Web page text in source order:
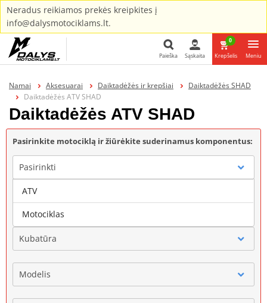
Neradus reikiamos prekės kreipkites į
info@dalysmotociklams.lt.
Paieška
Paieška Sąskaita
0
Krepšelis Meniu
Namai Aksesuarai Daiktadėžės ir krepšiai
Daiktadėžės SHAD
Daiktadėžės ATV SHAD
Daiktadėžės ATV SHAD
Pasirinkite motociklą ir žiūrėkite suderinamus komponentus:
Pasirinkti
Gamintojas
Kubatūra
Modelis
ATV
Motociklas